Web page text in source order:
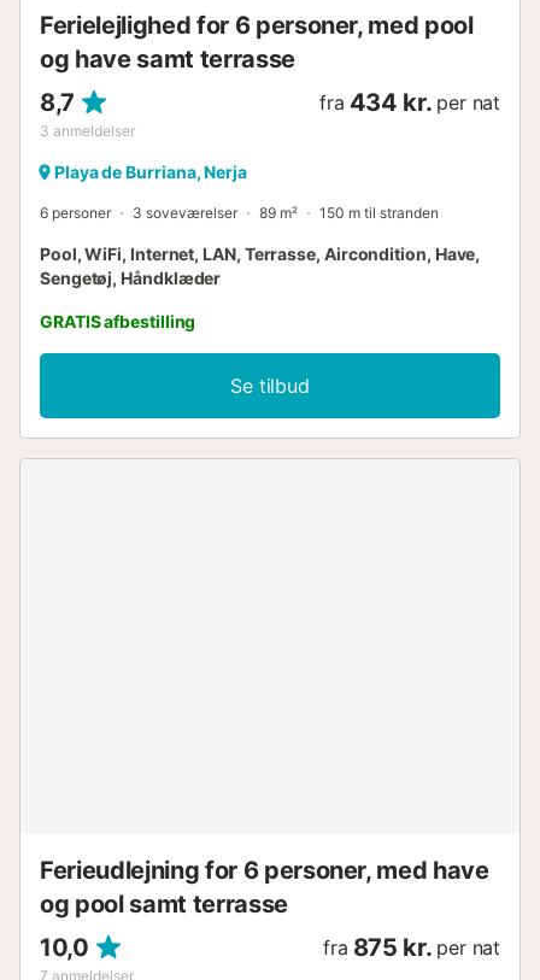
Ferielejlighed for 6 personer, med pool
og have samt terrasse
8,7
3 anmeldelser
fra 434 kr. per nat
Playa de Burriana, Nerja
6 personer 3 soveværelser 89 m² 150 m til stranden
Pool, WiFi, Internet, LAN, Terrasse, Aircondition, Have,
Sengetøj, Håndklæder
GRATIS afbestilling
Se tilbud
Ferieudlejning for 6 personer, med have
og pool samt terrasse
10,0
7 anmeldelser
fra 875 kr. per nat